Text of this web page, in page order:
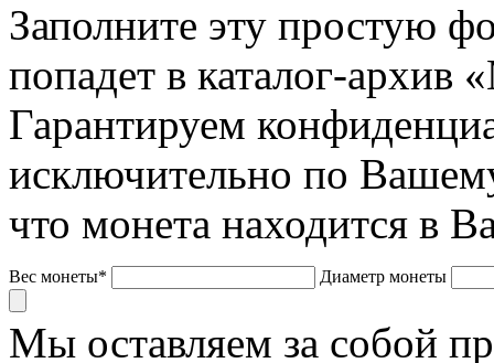
Заполните эту простую
попадет в каталог-архив
Гарантируем
исключительно по
что монета находится в
Вес монеты* Диаметр монеты
Мы оставляем за собой